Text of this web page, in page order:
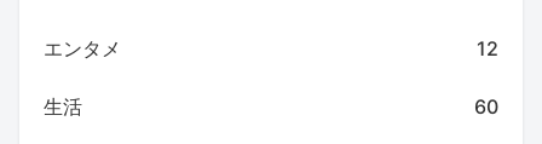
エンタメ 12
生活 60